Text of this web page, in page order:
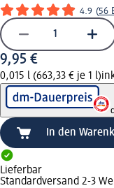
4.9 (56
9,95 €
0,015 l (663,33 € je 1 l)
In den
Lieferbar
Standardversand 2-3